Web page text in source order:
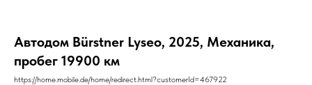
Автодом Bürstner Lyseo, 2025, Механика,
пробег 19900 км
https://home.mobile.de/home/redirect.html?customerId=467922